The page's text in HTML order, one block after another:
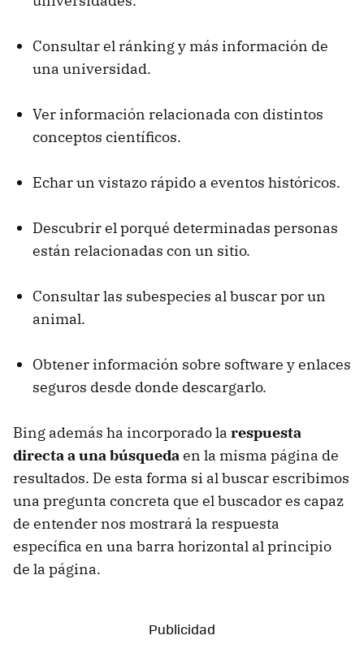
Consultar el ránking y más información de
una universidad.
Ver información relacionada con distintos
conceptos científicos.
Echar un vistazo rápido a eventos históricos.
Descubrir el porqué determinadas personas
están relacionadas con un sitio.
Consultar las subespecies al buscar por un
animal.
Obtener información sobre software y enlaces
seguros desde donde descargarlo.
Bing además ha incorporado la respuesta
directa a una búsquedaen la misma página de
resultados. De esta forma si al buscar escribimos
una pregunta concreta que el buscador es capaz
de entender nos mostrará la respuesta
específica en una barra horizontal al principio
de la página.